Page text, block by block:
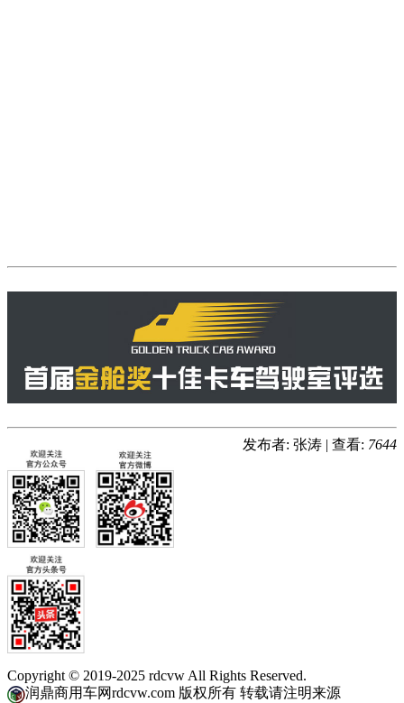
发布者: 张涛 | 查看: 7644
Copyright © 2019-2025 rdcvw All Rights Reserved.
润鼎商用车网rdcvw.com 版权所有 转载请注明来源